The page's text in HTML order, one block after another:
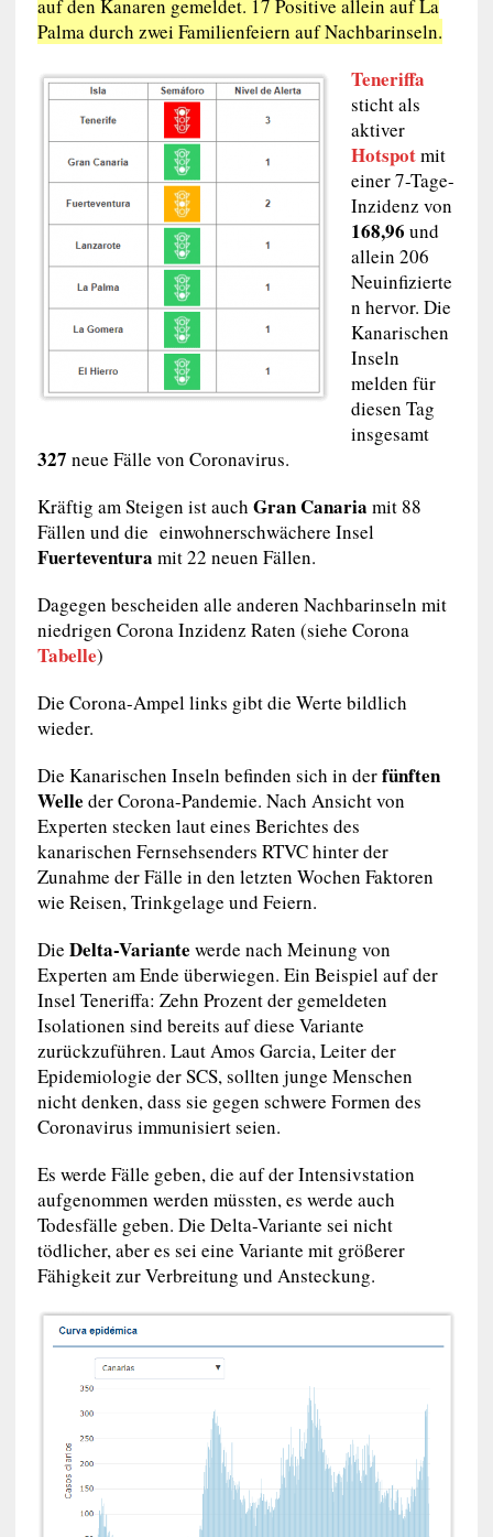
auf den Kanaren gemeldet. 17 Positive allein auf La
Palma durch zwei Familienfeiern auf Nachbarinseln.
Teneriffa
sticht als
aktiver
Hotspotmit
einer 7-Tage-
Inzidenz von
168,96 und
allein 206
Neuinfizierte
n hervor. Die
Kanarischen
Inseln
melden für
diesen Tag
insgesamt
327 neue Fälle von Coronavirus.
Kräftig am Steigen ist auch Gran Canaria mit 88
Fällen und die einwohnerschwächere Insel
Fuerteventura mit 22 neuen Fällen.
Dagegen bescheiden alle anderen Nachbarinseln mit
niedrigen Corona Inzidenz Raten (siehe Corona
Tabelle)
Die Corona-Ampel links gibt die Werte bildlich
wieder.
Die Kanarischen Inseln befinden sich in derfünften
Welle der Corona-Pandemie. Nach Ansicht von
Experten stecken laut eines Berichtes des
kanarischen Fernsehsenders RTVC hinter der
Zunahme der Fälle in den letzten Wochen Faktoren
wie Reisen, Trinkgelage und Feiern.
Die Delta-Variante werde nach Meinung von
Experten am Ende überwiegen. Ein Beispiel auf der
Insel Teneriffa: Zehn Prozent der gemeldeten
Isolationen sind bereits auf diese Variante
zurückzuführen. Laut Amos Garcia, Leiter der
Epidemiologie der SCS, sollten junge Menschen
nicht denken, dass sie gegen schwere Formen des
Coronavirus immunisiert seien.
Es werde Fälle geben, die auf der Intensivstation
aufgenommen werden müssten, es werde auch
Todesfälle geben. Die Delta-Variante sei nicht
tödlicher, aber es sei eine Variante mit größerer
Fähigkeit zur Verbreitung und Ansteckung.